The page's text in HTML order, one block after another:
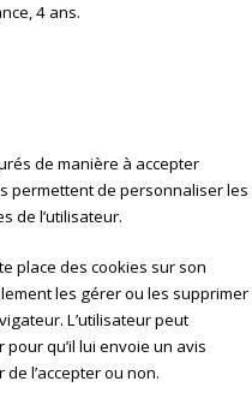
4 ans.
de manière à accepter
permettent de personnaliser les
de l’utilisateur.
place des cookies sur son
les gérer ou les supprimer
L’utilisateur peut
qu’il lui envoie un avis
l’accepter ou non.